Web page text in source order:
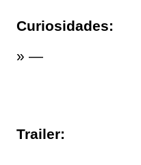
Curiosidades:
» —
Trailer: